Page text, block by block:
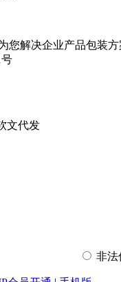
解决企业产品包装方
文代发
非